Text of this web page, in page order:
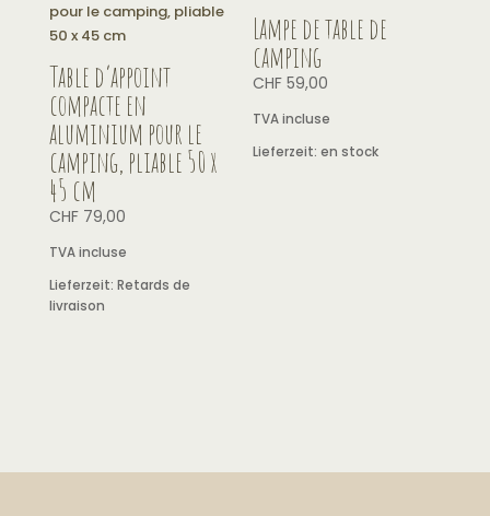
Table d’appoint
compacte en
aluminium pour le
camping, pliable 50 x
45 cm
CHF79,00
TVA incluse
Lieferzeit: Retards de
livraison
Lampe de table de
camping
CHF 59,00
TVA incluse
Lieferzeit:en stock